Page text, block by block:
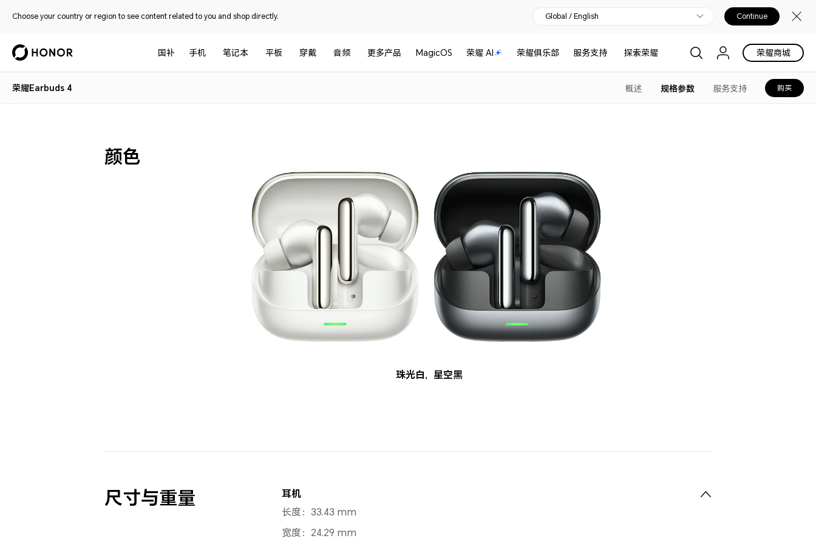
Choose your country or region to see content related to you and shop directly. Global / English Continue
国补 手机 笔记本 平板 穿戴 音频 更多产品 MagicOS 荣耀 AI 荣耀俱乐部 服务支持 探索荣耀 荣耀商城
荣耀Earbuds 4 概述 规格参数 服务支持 购买
颜色
珠光白, 星空黑
尺寸与重量 耳机
长度：33.43 mm
宽度：24.29 mm